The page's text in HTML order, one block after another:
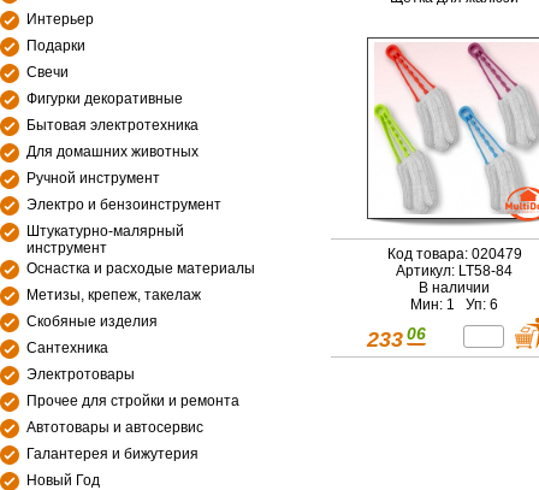
Интерьер
Подарки
Свечи
Фигурки декоративные
Бытовая электротехника
Для домашних животных
Ручной инструмент
Электро и бензоинструмент
Штукатурно-малярный
инструмент
Оснастка и расходые материалы
Метизы, крепеж, такелаж
Скобяные изделия
Сантехника
Электротовары
Прочее для стройки и ремонта
Автотовары и автосервис
Галантерея и бижутерия
Новый Год
Код товара: 020479
Артикул: LT58-84
В наличии
Мин: 1 Уп: 6
233 06